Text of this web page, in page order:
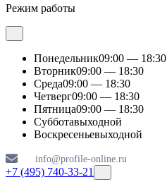
Режим работы
Понедельник09:00 — 18:30
Вторник09:00 — 18:30
Среда09:00 — 18:30
Четверг09:00 — 18:30
Пятница09:00 — 18:30
Субботавыходной
Воскресеньевыходной
info@profile-online.ru
+7 (495) 740-33-21